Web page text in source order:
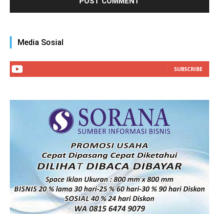
Media Sosial
SUBSCRIBE